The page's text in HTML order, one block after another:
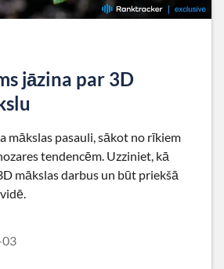
jāzina par 3D
mākslas pasauli, sākot no rīkiem
tendencēm. Uzziniet, kā
mākslas darbus un būt priekšā